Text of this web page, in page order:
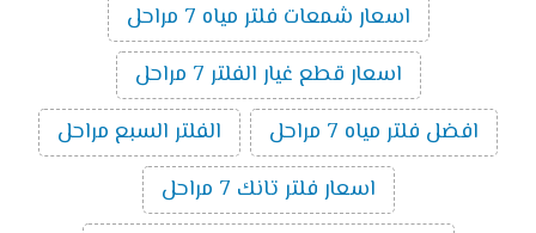
اسعار شمعات فلتر مياه 7 مراحل
اسعار قطع غيار الفلتر 7 مراحل
افضل فلتر مياه 7 مراحل
الفلتر السبع مراحل
اسعار فلتر تانك 7 مراحل